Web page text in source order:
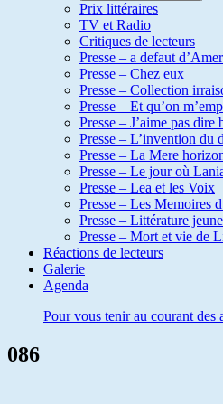
Prix littéraires
TV et Radio
Critiques de lecteurs
Presse – a defaut
Presse – Chez eux
Presse – Collection
Presse – Et qu’on
Presse – J’aime pas dire
Presse – L’invention du
Presse – La Mere
Presse – Le jour où
Presse – Lea et les Voix
Presse – Les Memoires
Presse – Littérature
Presse – Mort et vie de
Réactions de lecteurs
Galerie
Agenda
Pour vous tenir au courant des
086